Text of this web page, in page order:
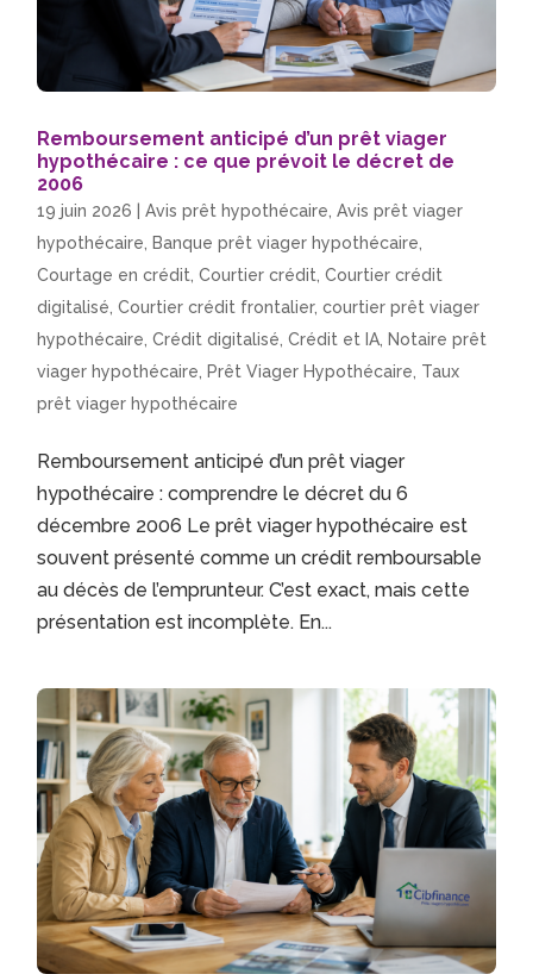
Remboursement anticipé d’un prêt viager
hypothécaire : ce que prévoit le décret de
2006
19 juin 2026 |Avis prêt hypothécaire ,Avis prêt viager
hypothécaire ,Banque prêt viager hypothécaire
Courtage en crédit ,Courtier crédit ,Courtier crédit
digitalisé ,Courtier crédit frontalier,courtier prêt viager
hypothécaire ,Crédit digitalisé ,Crédit et IA ,Notaire prêt
viager hypothécaire ,Prêt Viager Hypothécaire Taux
prêt viager hypothécaire
Remboursement anticipé d’un prêt viager
hypothécaire : comprendre le décret du 6
décembre 2006 Le prêt viager hypothécaire est
souvent présenté comme un crédit remboursable
au décès de l’emprunteur. C’est exact, mais cette
présentation est incomplète. En...